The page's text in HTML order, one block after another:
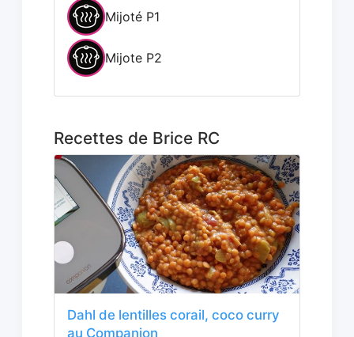
Mijoté P1
Mijote P2
Recettes de Brice RC
Dahl de lentilles corail, coco curry
au Companion